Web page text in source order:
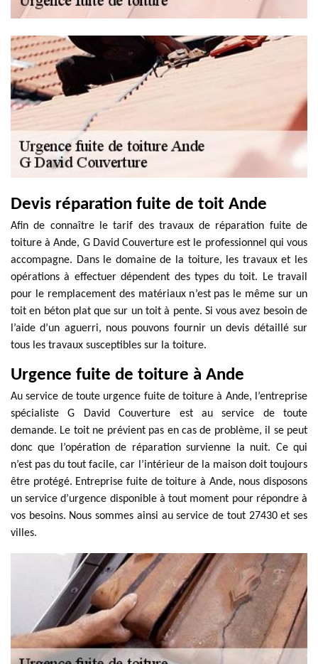
Devis réparation fuite de toit Ande
Afin de connaître le tarif des travaux de réparation fuite de
toiture à Ande, G David Couverture est le professionnel qui vous
accompagne. Dans le domaine de la toiture, les travaux et les
opérations à effectuer dépendent des types du toit. Le travail
pour le remplacement des matériaux n’est pas le même sur un
toit en béton plat que sur un toit à pente. Si vous avez besoin de
l’aide d’un aguerri, nous pouvons fournir un devis détaillé sur
tous les travaux susceptibles sur la toiture.
Urgence fuite de toiture à Ande
Au service de toute urgence fuite de toiture à Ande, l’entreprise
spécialiste G David Couverture est au service de toute
demande. Le toit ne prévient pas en cas de problème, il se peut
donc que l’opération de réparation survienne la nuit. Ce qui
n’est pas du tout facile, car l’intérieur de la maison doit toujours
être protégé. Entreprise fuite de toiture à Ande, nous disposons
un service d’urgence disponible à tout moment pour répondre à
vos besoins. Nous sommes ainsi au service de tout 27430 et ses
villes.